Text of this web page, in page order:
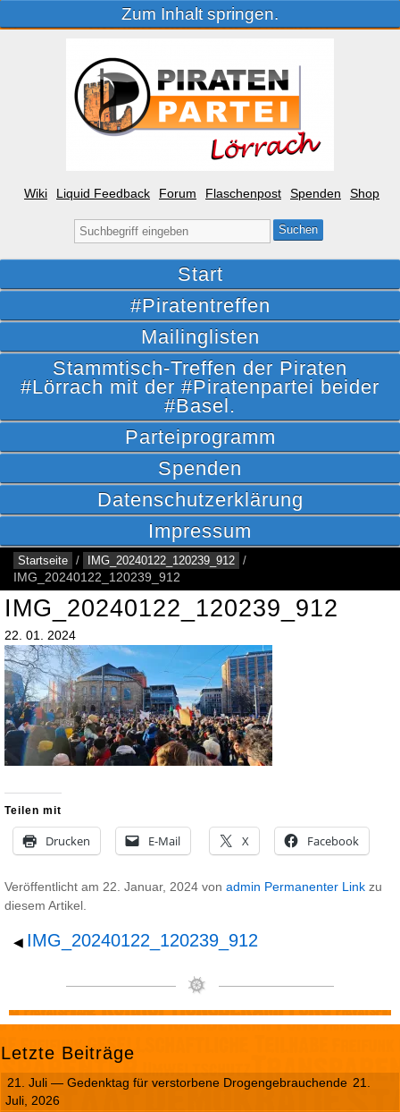
Zum Inhalt springen.
Wiki Liquid Feedback Forum Flaschenpost Spenden Shop
Suche
nach:
Start
#Piratentreffen
Mailinglisten
Stammtisch-Treffen der Piraten
#Lörrach mit der #Piratenpartei beider
#Basel.
Parteiprogramm
Spenden
Datenschutzerklärung
Impressum
Startseite / IMG_20240122_120239_912 /
IMG_20240122_120239_912
IMG_20240122_120239_912
22. 01. 2024
Teilen mit
Drucken E-Mail X Facebook
Veröffentlicht am 22. Januar, 2024 von admin Permanenter Link zu
diesem Artikel.
◀ IMG_20240122_120239_912
Letzte Beiträge
21. Juli — Gedenktag für verstorbene Drogengebrauchende 21.
Juli, 2026